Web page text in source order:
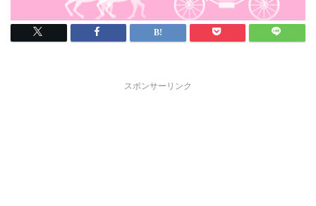
スポンサーリンク